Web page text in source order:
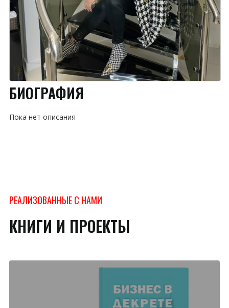
БИОГРАФИЯ
Пока нет описания
РЕАЛИЗОВАННЫЕ С НАМИ
КНИГИ И ПРОЕКТЫ